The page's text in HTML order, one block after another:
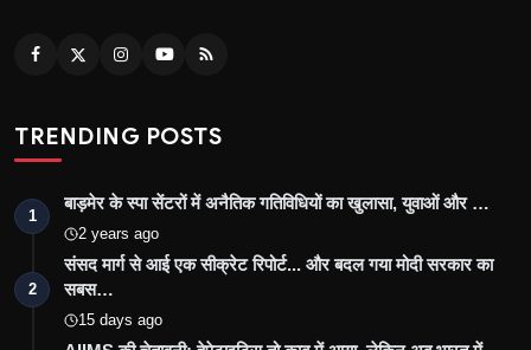
TRENDING POSTS
1
बाड़मेर के स्पा सेंटरों में अनैतिक गतिविधियों का खुलासा, युवाओं और …
2 years ago
2
संसद मार्ग से आई एक सीक्रेट रिपोर्ट... और बदल गया मोदी सरकार का
सबस…
15 days ago